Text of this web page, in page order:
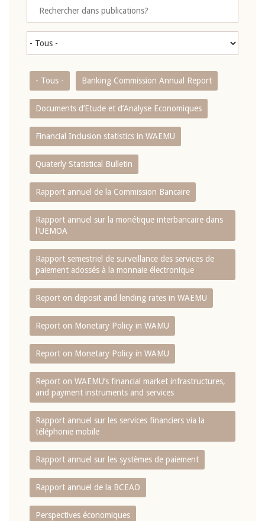
- Tous - Banking Commission Annual Report
Documents d’Etude et d’Analyse Economiques
Financial Inclusion statistics in WAEMU
Quaterly Statistical Bulletin
Rapport annuel de la Commission Bancaire
Rapport annuel sur la monétique interbancaire dans
l'UEMOA
Rapport semestriel de surveillance des services de
paiement adossés à la monnaie électronique
Report on deposit and lending rates in WAEMU
Report on Monetary Policy in WAMU
Report on Monetary Policy in WAMU
Report on WAEMU’s financial market infrastructures,
and payment instruments and services
Rapport annuel sur les services financiers via la
téléphonie mobile
Rapport annuel sur les systèmes de paiement
Rapport annuel de la BCEAO
Perspectives économiques